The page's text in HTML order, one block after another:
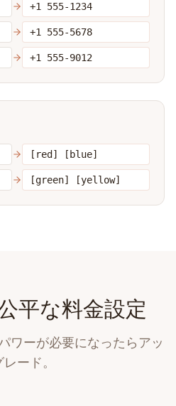
+1 555-1234
+1 555-5678
+1 555-9012
[red] [blue]
[green] [yellow]
平な料金設定
ワーが必要になったらアッ
ード。